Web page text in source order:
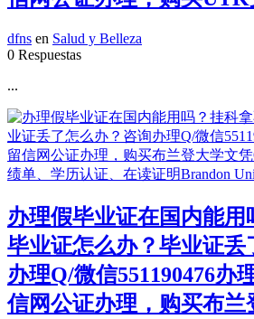
dfns en Salud y Belleza
0 Respuestas
...
办理假毕业证在国内能用
毕业证怎么办？毕业证丢
办理Q/微信551190476办
信网公证办理，购买布兰